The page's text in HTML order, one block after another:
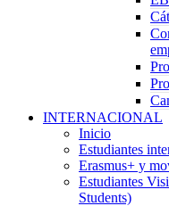
INTERNACIONAL
Inicio
Estudiantes
Erasmus+ y
Estudiantes
Students)